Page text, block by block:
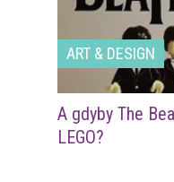
ART & DESIGN
A gdyby The
LEGO?